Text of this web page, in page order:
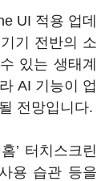
UI 적용 업데
기 전반의 소
있는 생태계
AI 기능이 업
전망입니다.
’ 터치스크린
용 습관 등을